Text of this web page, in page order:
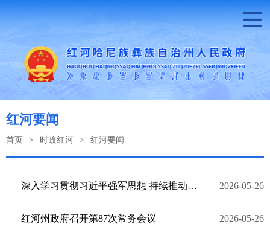
红河要闻
首页 > 时政红河 > 红河要闻
深入学习贯彻习近平强军思想 持续推动红河州国防动员和后备力量建设高质量发展 2026-05-26
红河州政府召开第87次常务会议 2026-05-26